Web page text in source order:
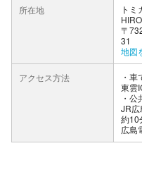
所在地
ト
〒
31
地図
アクセス方法
車
東雲
公
JR広
約10
広島